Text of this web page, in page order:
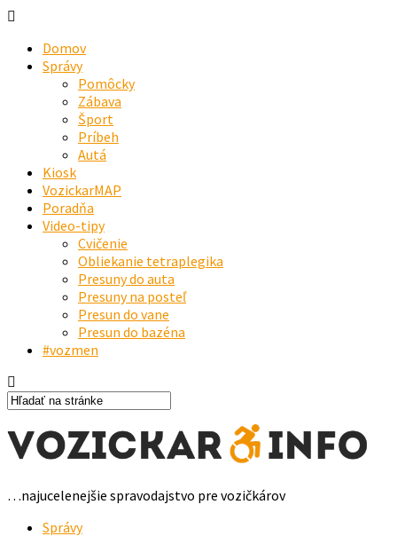
Domov
Správy
Pomôcky
Zábava
Šport
Príbeh
Autá
Kiosk
VozickarMAP
Poradňa
Video-tipy
Cvičenie
Obliekanie tetraplegika
Presuny do auta
Presuny na posteľ
Presun do vane
Presun do bazéna
#vozmen
…najucelenejšie spravodajstvo pre vozičkárov
Správy